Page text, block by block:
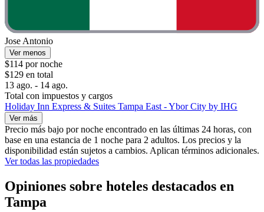
Jose Antonio
Ver menos
$114 por noche
$129 en total
13 ago. - 14 ago.
Total con impuestos y cargos
Holiday Inn Express & Suites Tampa East - Ybor City by IHG
Ver más
Precio más bajo por noche encontrado en las últimas 24 horas, con
base en una estancia de 1 noche para 2 adultos. Los precios y la
disponibilidad están sujetos a cambios. Aplican términos adicionales.
Ver todas las propiedades
Opiniones sobre hoteles destacados en
Tampa